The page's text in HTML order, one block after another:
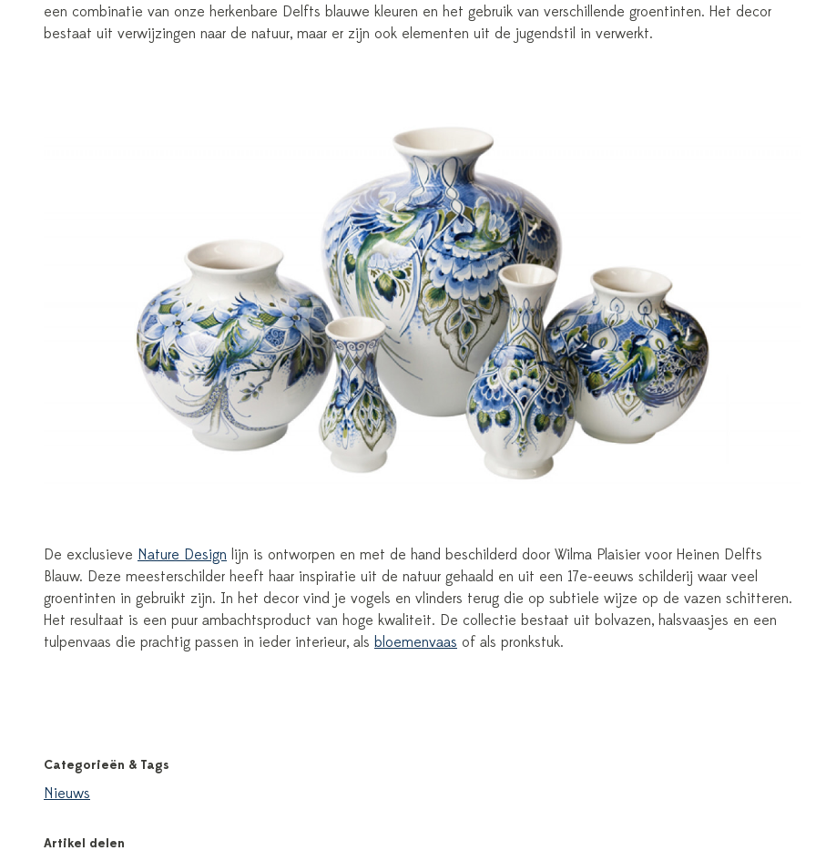
een combinatie van onze herkenbare Delfts blauwe kleuren en het gebruik van verschillende groentinten. Het decor
bestaat uit verwijzingen naar de natuur, maar er zijn ook elementen uit de jugendstil in verwerkt.
De exclusieve Nature Design lijn is ontworpen en met de hand beschilderd door Wilma Plaisier voor Heinen Delfts
Blauw. Deze meesterschilder heeft haar inspiratie uit de natuur gehaald en uit een 17e-eeuws schilderij waar veel
groentinten in gebruikt zijn. In het decor vind je vogels en vlinders terug die op subtiele wijze op de vazen schitteren.
Het resultaat is een puur ambachtsproduct van hoge kwaliteit. De collectie bestaat uit bolvazen, halsvaasjes en een
tulpenvaas die prachtig passen in ieder interieur, als bloemenvaas of als pronkstuk.
Categorieën & Tags
Nieuws
Artikel delen